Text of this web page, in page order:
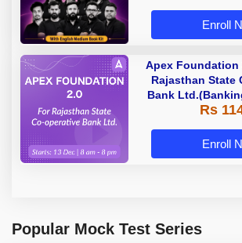
Enroll
Apex Foundation
Rajasthan State
Bank
Manager) - 2023
Rs
Enroll
Popular Mock Test Series